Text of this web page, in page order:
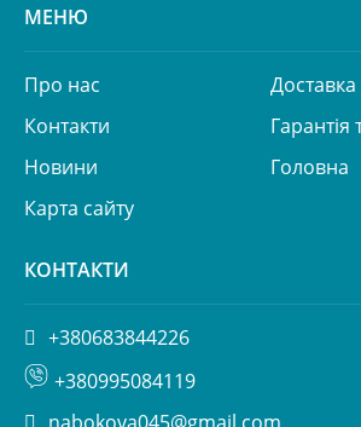
МЕНЮ
Про нас
Доставка
Контакти
Новини
Головна
Карта сайту
КОНТАКТИ
+380683844226
+380995084119